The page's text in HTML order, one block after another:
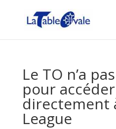
Le TO n’a
pour accéder
directement
League